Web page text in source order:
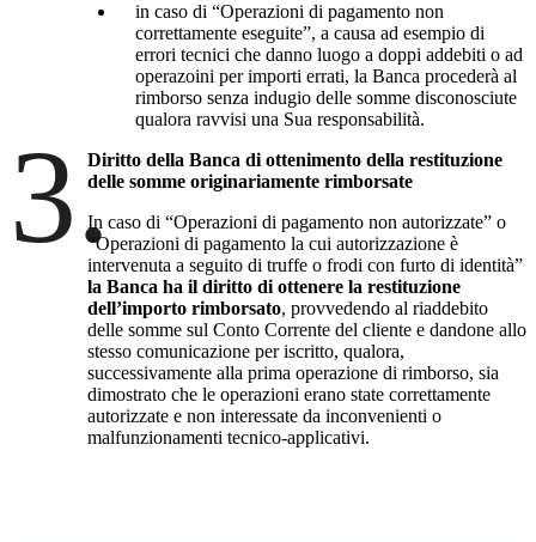
in caso di “Operazioni di pagamento non
correttamente eseguite”, a causa ad esempio di
errori tecnici che danno luogo a doppi addebiti o ad
operazoini per importi errati, la Banca procederà al
rimborso senza indugio delle somme disconosciute
qualora ravvisi una Sua responsabilità.
3.Diritto della Banca di ottenimento della restituzione
delle somme originariamente rimborsate
In caso di “Operazioni di pagamento non autorizzate” o
“Operazioni di pagamento la cui autorizzazione è
intervenuta a seguito di truffe o frodi con furto di identità”
la Banca ha il diritto di ottenere la restituzione
dell’importo rimborsato, provvedendo al riaddebito
delle somme sul Conto Corrente del cliente e dandone allo
stesso comunicazione per iscritto, qualora,
successivamente alla prima operazione di rimborso, sia
dimostrato che le operazioni erano state correttamente
autorizzate e non interessate da inconvenienti o
malfunzionamenti tecnico-applicativi.